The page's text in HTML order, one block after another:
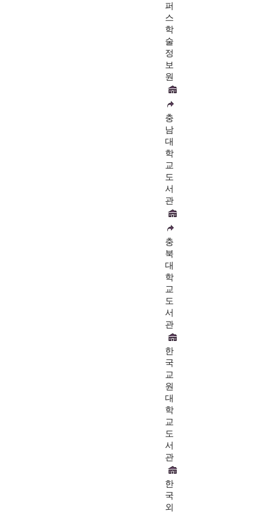
퍼
스
학
술
정
보
원
충
남
대
학
교
도
서
관
충
북
대
학
교
도
서
관
한
국
교
원
대
학
교
도
서
관
한
국
외